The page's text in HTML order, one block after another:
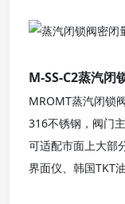
M-SS-C2蒸汽闭
MROMT蒸汽闭锁
316不锈钢，阀门
可适配市面上大部
界面仪、韩国TKT